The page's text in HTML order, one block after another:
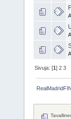
Sivuja: [1]2 3